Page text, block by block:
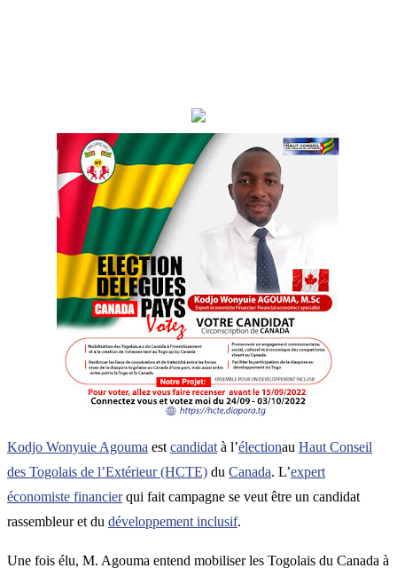
Kodjo Wonyuie Agouma est candidat à l’électionau Haut Conseil
des Togolais de l’Extérieur (HCTE) du Canada. L’expert
économiste financierqui fait campagne se veut être un candidat
rassembleur et du développement inclusif.
Une fois élu, M. Agouma entend mobiliser les Togolais du Canada à